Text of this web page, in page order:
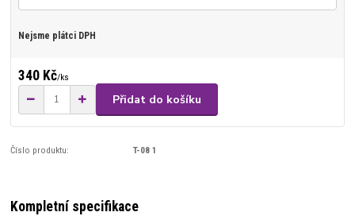
Nejsme plátci DPH
340 Kč/ks
Přidat do košíku
Číslo produktu: T-08 1
Kompletní specifikace